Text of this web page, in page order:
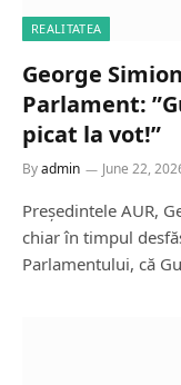
REALITATEA
George
Parlament:
picat la vot!”
Byadmin June 22,
Președintele AUR,
chiar în timpul
Parlamentului, că